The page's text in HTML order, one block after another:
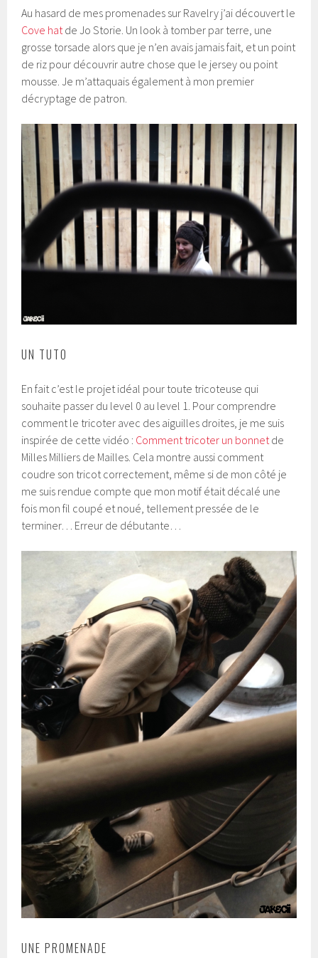
Au hasard de mes promenades sur Ravelry j’ai découvert le
Cove hat de Jo Storie. Un look à tomber par terre, une
grosse torsade alors que je n’en avais jamais fait, et un point
de riz pour découvrir autre chose que le jersey ou point
mousse. Je m’attaquais également à mon premier
décryptage de patron.
UN TUTO
En fait c’est le projet idéal pour toute tricoteuse qui
souhaite passer du level 0 au level 1. Pour comprendre
comment le tricoter avec des aiguilles droites, je me suis
inspirée de cette vidéo : Comment tricoter un bonnet de
Milles Milliers de Mailles. Cela montre aussi comment
coudre son tricot correctement, même si de mon côté je
me suis rendue compte que mon motif était décalé une
fois mon fil coupé et noué, tellement pressée de le
terminer… Erreur de débutante…
UNE PROMENADE